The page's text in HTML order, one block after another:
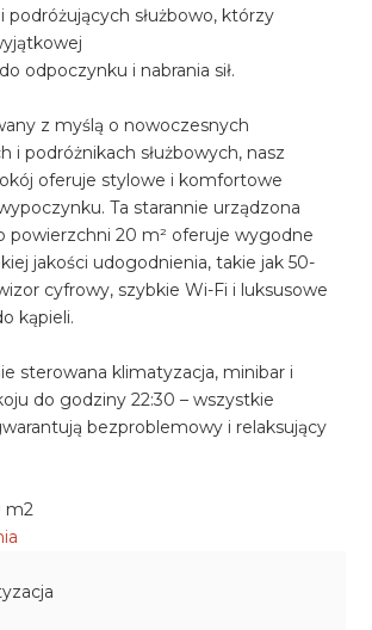
podróżujących służbowo, którzy
odpoczynku i nabrania sił.
z myślą o nowoczesnych
i podróżnikach służbowych, nasz
oferuje stylowe i komfortowe
Ta starannie urządzona
powierzchni 20 m² oferuje wygodne
jakości udogodnienia, takie jak 50-
cyfrowy, szybkie Wi-Fi i luksusowe
kąpieli.
sterowana klimatyzacja, minibar i
do godziny 22:30 – wszystkie
bezproblemowy i relaksujący
m2